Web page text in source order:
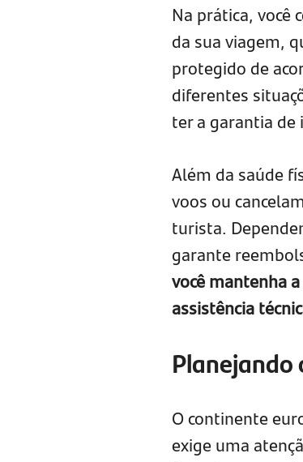
Na prática,
da sua viagem,
protegido de
diferentes
ter a garantia de
Além da saúde
voos ou
turista.
garante
você mantenha
assistência
Planejando
O continente
exige uma